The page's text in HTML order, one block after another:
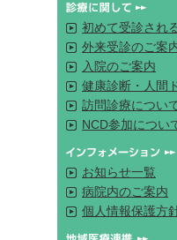
初めて受診され
外来受診のご案
入院のご案内
健康診断・人間
訪問診療につい
NCD参加につい
お知らせ一覧
病院内のご案内
個人情報保護方